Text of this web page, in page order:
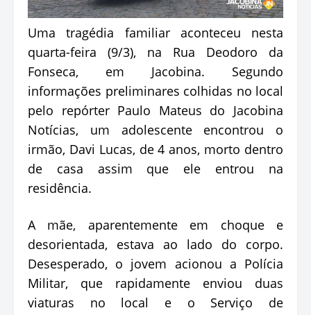
Uma tragédia familiar aconteceu nesta
quarta-feira (9/3), na Rua Deodoro da
Fonseca, em Jacobina. Segundo
informações preliminares colhidas no local
pelo repórter Paulo Mateus do Jacobina
Notícias, um adolescente encontrou o
irmão, Davi Lucas, de 4 anos, morto dentro
de casa assim que ele entrou na
residência.
A mãe, aparentemente em choque e
desorientada, estava ao lado do corpo.
Desesperado, o jovem acionou a Polícia
Militar, que rapidamente enviou duas
viaturas no local e o Serviço de